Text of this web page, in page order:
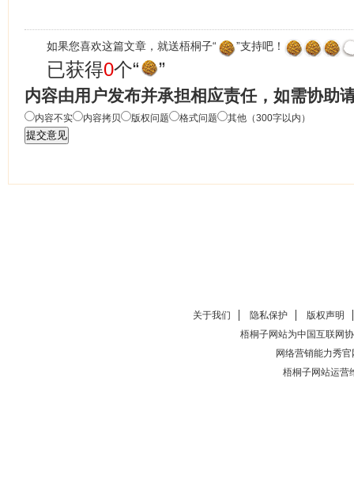
如果您喜欢这篇文章，就送梧桐子“ ”支持吧！
已获得0个“ ”
内容由用户发布并承担相应责任，如需协助
内容不实 内容拷贝 版权问题 格式问题 其他（300字以内）
关于我们 隐私保护
版权声明
梧桐子网站为中国互联网
网络营销能力秀官
梧桐子网站运营